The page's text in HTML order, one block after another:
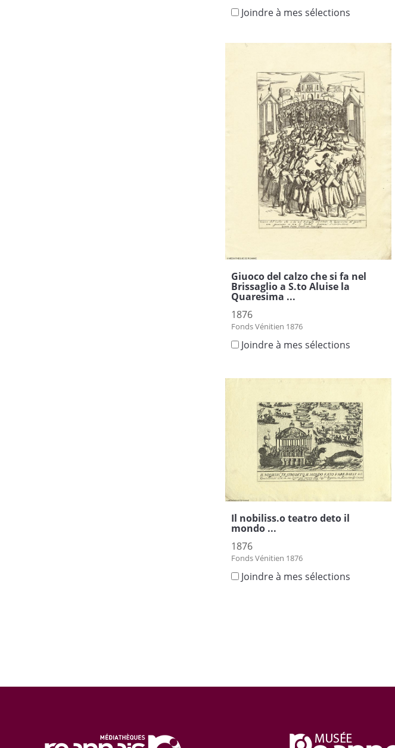
Joindre à mes sélections
Giuoco del calzo che si fa nel
Brissaglio a S.to Aluise la
Quaresima ...
1876
Fonds Vénitien 1876
Joindre à mes sélections
Il nobiliss.o teatro deto il
mondo ...
1876
Fonds Vénitien 1876
Joindre à mes sélections